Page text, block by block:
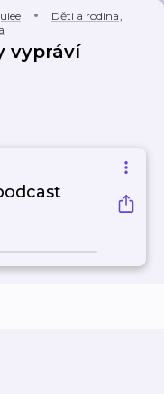
Děti a rodina,
vypráví